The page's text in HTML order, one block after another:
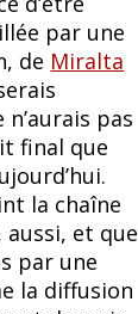
par une
de Miralta
pas
final que
la chaîne
et que
par une
la diffusion